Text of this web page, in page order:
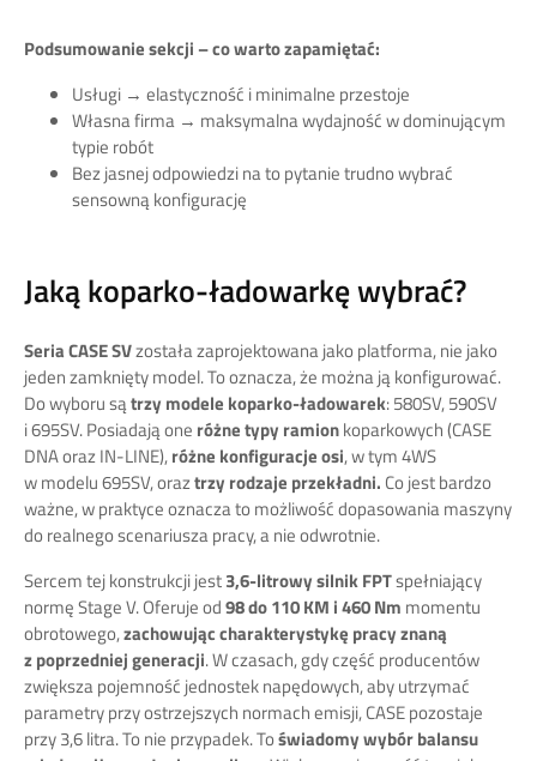
Podsumowanie sekcji – co warto zapamiętać:
Usługi → elastyczność i minimalne przestoje
Własna firma → maksymalna wydajność w dominującym
typie robót
Bez jasnej odpowiedzi na to pytanie trudno wybrać
sensowną konfigurację
Jaką koparko-ładowarkę wybrać?
Seria CASE SVzostała zaprojektowana jako platforma, nie jako
jeden zamknięty model. To oznacza, że można ją konfigurować.
Do wyboru sątrzy modele koparko-ładowarek: 580SV, 590SV
i 695SV. Posiadają one różne typy ramionkoparkowych (CASE
DNA oraz IN-LINE),różne konfiguracje osi, w tym 4WS
w modelu 695SV, oraztrzy rodzaje przekładni. Co jest bardzo
ważne, w praktyce oznacza to możliwość dopasowania maszyny
do realnego scenariusza pracy, a nie odwrotnie.
Sercem tej konstrukcji jest3,6-litrowy silnik FPTspełniający
normę Stage V. Oferuje od98 do 110 KM i 460 Nm momentu
obrotowego,zachowując charakterystykę pracy znaną
z poprzedniej generacji. W czasach, gdy część producentów
zwiększa pojemność jednostek napędowych, aby utrzymać
parametry przy ostrzejszych normach emisji, CASE pozostaje
przy 3,6 litra. To nie przypadek. Toświadomy wybór balansu